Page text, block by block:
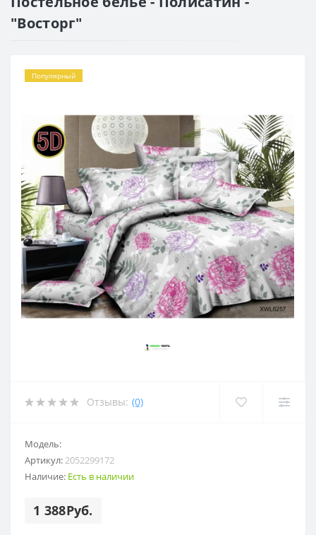
"Восторг"
Популярный
Отзывы: (0)
Модель:
Артикул:2052299172
Наличие: Есть в наличии
1 388Руб.